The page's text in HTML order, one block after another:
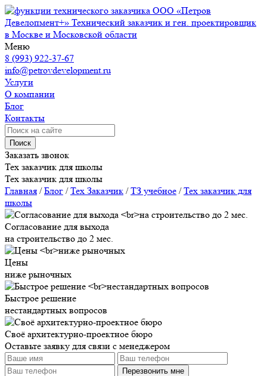
ООО «Петров
Девелопмент+» Технический заказчик и ген. проектировщик
в Москве и Московской области
Меню
8 (993) 922-37-67
info@petrovdevelopment.ru
Услуги
О компании
Блог
Контакты
Поиск
Заказать звонок
Тех заказчик для школы
Тех заказчик для школы
Главная /Блог /Тех Заказчик /ТЗ учебное /Тех заказчик для
школы
Согласование для выхода
на строительство до 2 мес.
Цены
ниже рыночных
Быстрое решение
нестандартных вопросов
Своё архитектурно-проектное бюро
Оставьте заявку для связи с менеджером
Перезвонить мне